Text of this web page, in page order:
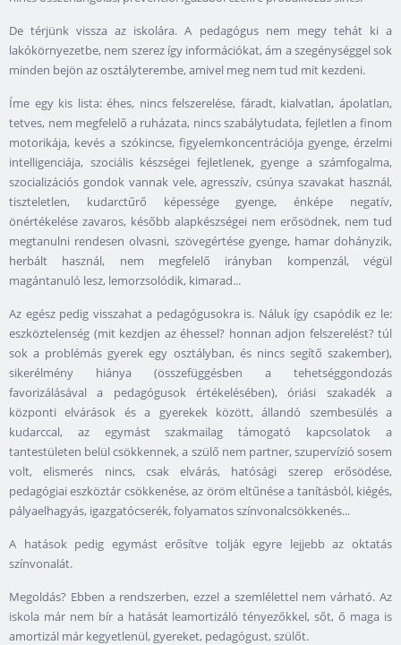
De térjünk vissza az iskolára. A pedagógus nem megy tehát ki a
lakókörnyezetbe, nem szerez így információkat, ám a szegénységgel sok
minden bejön az osztályterembe, amivel meg nem tud mit kezdeni.
Íme egy kis lista: éhes, nincs felszerelése, fáradt, kialvatlan, ápolatlan,
tetves, nem megfelelő a ruházata, nincs szabálytudata, fejletlen a finom
motorikája, kevés a szókincse, figyelemkoncentrációja gyenge, érzelmi
intelligenciája, szociális készségei fejletlenek, gyenge a számfogalma,
szocializációs gondok vannak vele, agresszív, csúnya szavakat használ,
tiszteletlen, kudarctűrő képessége gyenge, énképe negatív,
önértékelése zavaros, később alapkészségei nem erősödnek, nem tud
megtanulni rendesen olvasni, szövegértése gyenge, hamar dohányzik,
herbált használ, nem megfelelő irányban kompenzál, végül
magántanuló lesz, lemorzsolódik, kimarad...
Az egész pedig visszahat a pedagógusokra is. Náluk így csapódik ez le:
eszköztelenség (mit kezdjen az éhessel? honnan adjon felszerelést? túl
sok a problémás gyerek egy osztályban, és nincs segítő szakember),
sikerélmény hiánya (összefüggésben a tehetséggondozás
favorizálásával a pedagógusok értékelésében), óriási szakadék a
központi elvárások és a gyerekek között, állandó szembesülés a
kudarccal, az egymást szakmailag támogató kapcsolatok a
tantestületen belül csökkennek, a szülő nem partner, szupervízió sosem
volt, elismerés nincs, csak elvárás, hatósági szerep erősödése,
pedagógiai eszköztár csökkenése, az öröm eltűnése a tanításból, kiégés,
pályaelhagyás, igazgatócserék, folyamatos színvonalcsökkenés...
A hatások pedig egymást erősítve tolják egyre lejjebb az oktatás
színvonalát.
Megoldás? Ebben a rendszerben, ezzel a szemlélettel nem várható. Az
iskola már nem bír a hatását leamortizáló tényezőkkel, sőt, ő maga is
amortizál már kegyetlenül, gyereket, pedagógust, szülőt.